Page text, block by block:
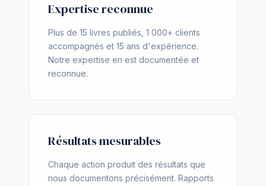
Expertise reconnue
Plus de 15 livres publiés, 1 000+ clients
accompagnés et 15 ans d'expérience.
Notre expertise en est documentée et
reconnue.
Résultats mesurables
Chaque action produit des résultats que
nous documentons précisément. Rapports